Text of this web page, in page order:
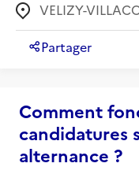
VELIZY-
Partager
Comment
candidatures
alternance ?